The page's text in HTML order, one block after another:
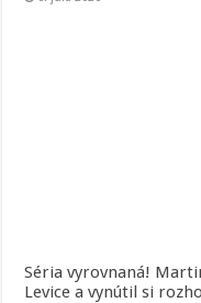
Séria vyrovnaná!
Levice a vynútil si